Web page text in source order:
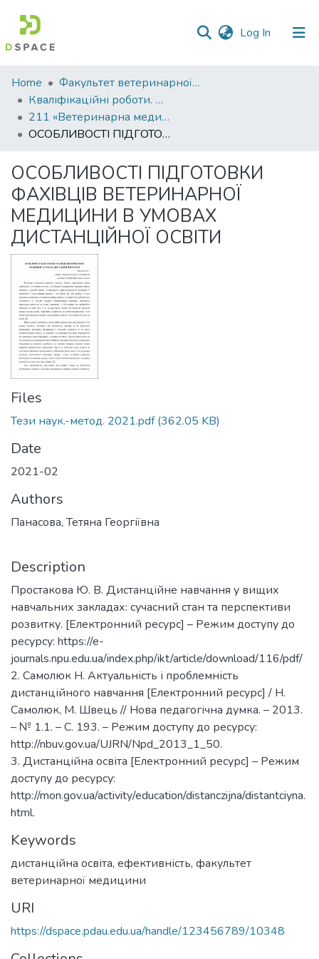
Log In (current)
Communities
&
Collections
All of DSpace
Statistics
Home
Факультет ветеринарної медицини
Кваліфікаційні роботи. Факультет ветеринарної медицини
211 «Ветеринарна медицина»
ОСОБЛИВОСТІ ПІДГОТОВКИ ФАХІВЦІВ ВЕТЕРИНАРНОЇ МЕДИЦИНИ В УМОВАХ ДИСТАНЦІЙНОЇ ОСВІТИ
ОСОБЛИВОСТІ ПІДГОТОВКИ
ФАХІВЦІВ ВЕТЕРИНАРНОЇ
МЕДИЦИНИ В УМОВАХ
ДИСТАНЦІЙНОЇ ОСВІТИ
Files
Тези наук.-метод. 2021.pdf(362.05 KB)
Date
2021-02
Authors
Панасова, Тетяна Георгіївна
Description
Простакова Ю. В. Дистанційне навчання у вищих
навчальних закладах: сучасний стан та перспективи
розвитку. [Електронний ресурс] – Режим доступу до
ресурсу: https://e-
journals.npu.edu.ua/index.php/ikt/article/download/116/pdf/
2. Самолюк Н. Актуальність і проблемність
дистанційного навчання [Електронний ресурс] / Н.
Самолюк, М. Швець // Нова педагогічна думка. – 2013.
– № 1.1. – С. 193. – Режим доступу до ресурсу:
http://nbuv.gov.ua/UJRN/Npd_2013_1_50.
3. Дистанційна освіта [Електронний ресурс] – Режим
доступу до ресурсу:
http://mon.gov.ua/activity/education/distanczijna/distantciyna.
html.
Keywords
дистанційна освіта, ефективність, факультет
ветеринарної медицини
URI
https://dspace.pdau.edu.ua/handle/123456789/10348